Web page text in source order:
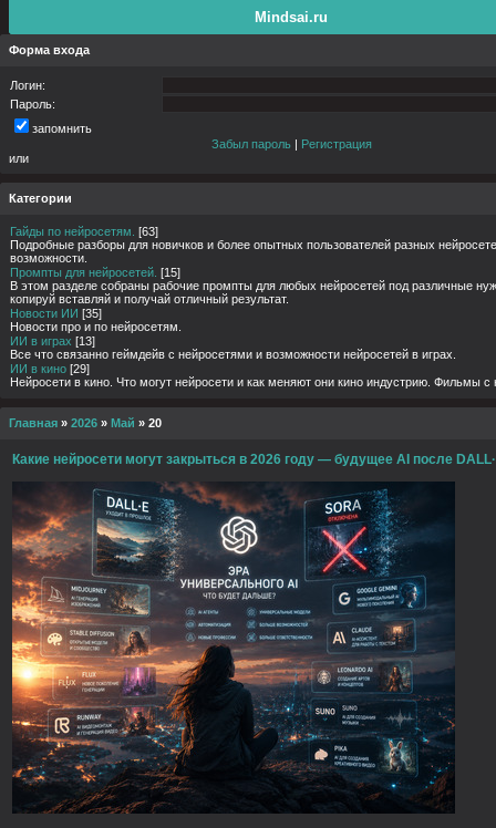
Mindsai.ru
Форма входа
Логин:
Пароль:
запомнить
Забыл пароль | Регистрация
или
Категории
Гайды по нейросетям. [63]
Подробные разборы для новичков и более опытных пользователей разных
возможности.
Промпты для нейросетей. [15]
В этом разделе собраны рабочие промпты для любых нейросетей под различные
копируй вставляй и получай отличный результат.
Новости ИИ [35]
Новости про и по нейросетям.
ИИ в играх [13]
Все что связанно геймдейв с нейросетями и возможности нейросетей в играх.
ИИ в кино [29]
Нейросети в кино. Что могут нейросети и как меняют они кино индустрию. Фильмы с
Главная » 2026 » Май » 20
Какие нейросети могут закрыться в 2026 году — будущее AI после